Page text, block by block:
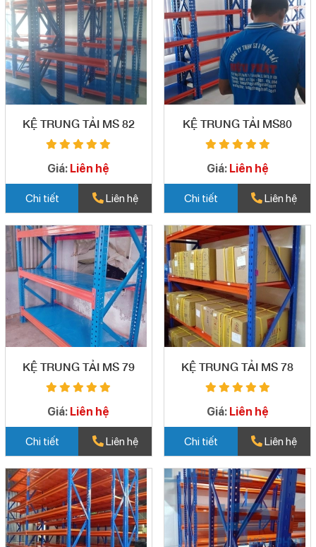
KỆ TRUNG TẢI MS 82
Giá: Liên hệ
Chi tiết Liên hệ
KỆ TRUNG TẢI MS80
Giá: Liên hệ
Chi tiết Liên hệ
KỆ TRUNG TẢI MS 79
Giá: Liên hệ
Chi tiết Liên hệ
KỆ TRUNG TẢI MS 78
Giá: Liên hệ
Chi tiết Liên hệ